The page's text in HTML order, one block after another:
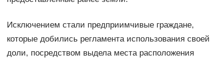
Исключением стали предприимчивые граждане,
которые добились регламента использования своей
доли, посредством выдела места расположения